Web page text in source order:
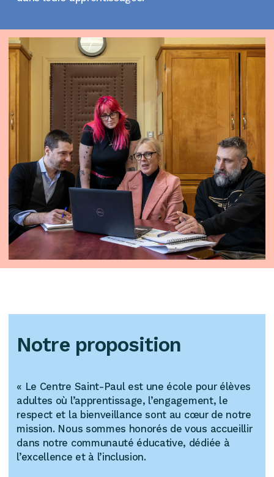
Notre proposition
« Le Centre Saint-Paul est une école pour élèves
adultes où l’apprentissage, l’engagement, le
respect et la bienveillance sont au cœur de notre
mission. Nous sommes honorés de vous accueillir
dans notre communauté éducative, dédiée à
l’excellence et à l’inclusion.